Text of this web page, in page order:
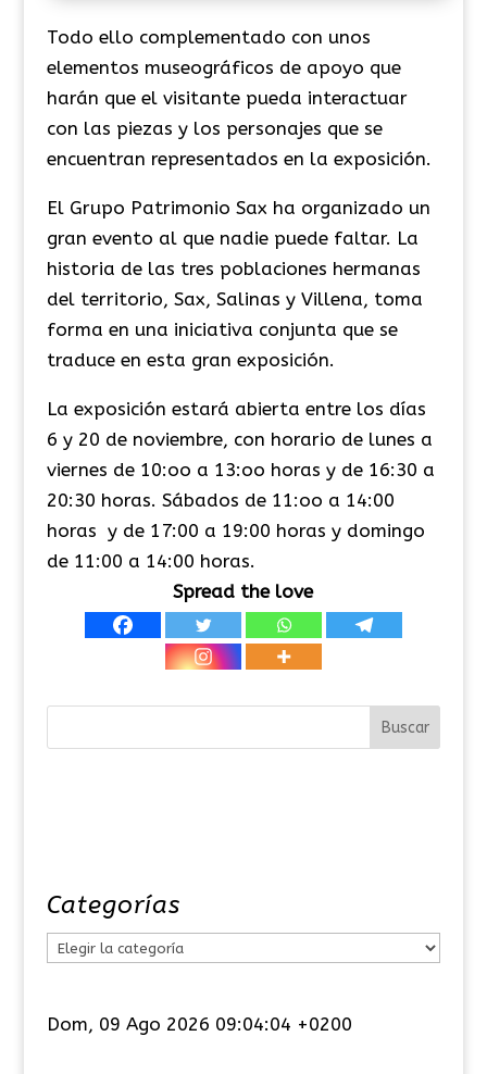
Todo ello complementado con unos
elementos museográficos de apoyo que
harán que el visitante pueda interactuar
con las piezas y los personajes que se
encuentran representados en la exposición.
El Grupo Patrimonio Sax ha organizado un
gran evento al que nadie puede faltar. La
historia de las tres poblaciones hermanas
del territorio, Sax, Salinas y Villena, toma
forma en una iniciativa conjunta que se
traduce en esta gran exposición.
La exposición estará abierta entre los días
6 y 20 de noviembre, con horario de lunes a
viernes de 10:oo a 13:oo horas y de 16:30 a
20:30 horas. Sábados de 11:oo a 14:00
horas y de 17:00 a 19:00 horas y domingo
de 11:00 a 14:00 horas.
Spread the love
Categorías
e
Dom, 09 Ago 2026 09:04:05 +0200